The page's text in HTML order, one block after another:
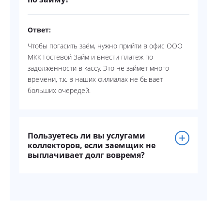
Ответ:
Чтобы погасить заём, нужно прийти в офис ООО
МКК Гостевой Займ и внести платеж по
задолженности в кассу. Это не займет много
времени, т.к. в наших филиалах не бывает
больших очередей.
Пользуетесь ли вы услугами
коллекторов, если заемщик не
выплачивает долг вовремя?